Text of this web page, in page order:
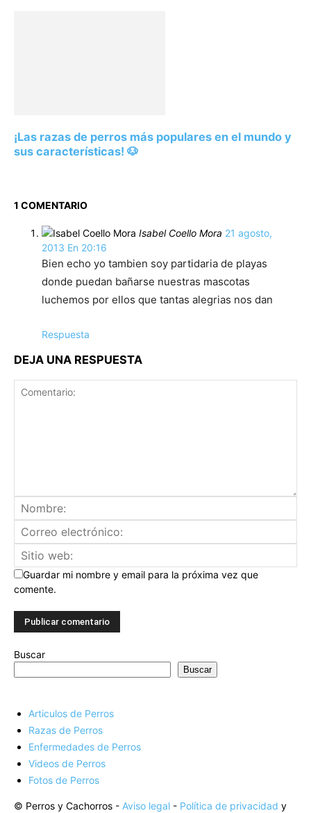
¡Las razas de perros más populares en el mundo y
sus características! 🐶
1 COMENTARIO
Isabel Coello Mora 21 agosto,
2013 En 20:16
Bien echo yo tambien soy partidaria de playas
donde puedan bañarse nuestras mascotas
luchemos por ellos que tantas alegrias nos dan
Respuesta
DEJA UNA RESPUESTA
Guardar mi nombre y email para la próxima vez que
comente.
Buscar
Buscar
Articulos de Perros
Razas de Perros
Enfermedades de Perros
Videos de Perros
Fotos de Perros
© Perros y Cachorros - Aviso legal - Política de privacidad y